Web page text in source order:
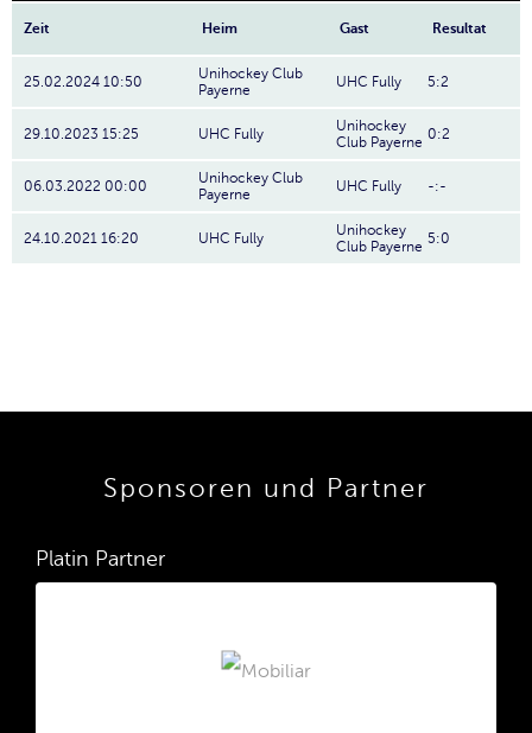
Zeit Heim Gast Resultat
25.02.2024 10:50
Unihockey Club
Payerne
UHC Fully 5:2
29.10.2023 15:25 UHC Fully
Unihockey
Club Payerne 0:2
06.03.2022 00:00
Unihockey Club
Payerne
UHC Fully -:-
24.10.2021 16:20 UHC Fully
Unihockey
Club Payerne 5:0
Sponsoren und Partner
Platin Partner